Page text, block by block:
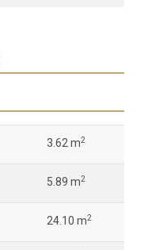
3.62 m2
5.89 m2
24.10 m2